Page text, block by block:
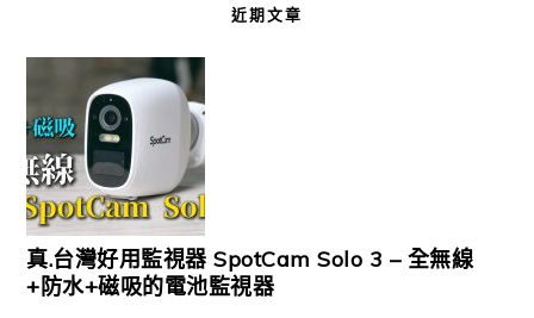
近期文章
真.台灣好用監視器 SpotCam Solo 3 – 全無線
+防水+磁吸的電池監視器